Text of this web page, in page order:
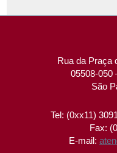
Rua da Praça
05508-050
São
Tel: (0xx11)
Fax:
E-mail: